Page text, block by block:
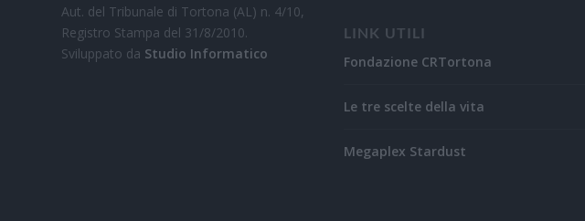
Aut. del Tribunale di Tortona (AL) n. 4/10,
Registro Stampa del 31/8/2010.
Sviluppato da Studio Informatico
LINK UTILI
Fondazione CRTortona
Le tre scelte della vita
Megaplex Stardust